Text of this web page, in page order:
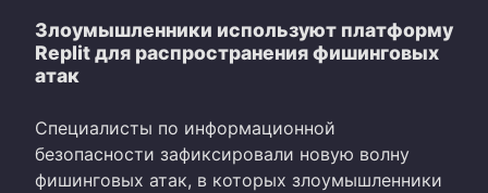
Злоумышленники используют платформу
Replit для распространения фишинговых
атак
Специалисты по информационной
безопасности зафиксировали новую волну
фишинговых атак, в которых злоумышленники